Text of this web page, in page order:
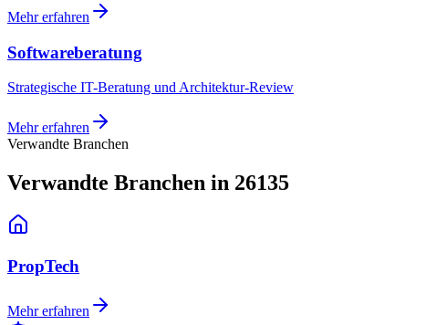
Mehr erfahren
Softwareberatung
Strategische IT-Beratung und Architektur-Review
Mehr erfahren
Verwandte Branchen
Verwandte Branchen in 26135
PropTech
Mehr erfahren